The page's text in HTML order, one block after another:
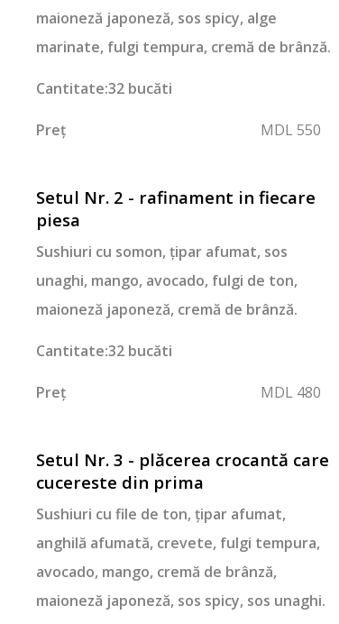
maioneză japoneză, sos spicy, alge
marinate, fulgi tempura, cremă de brânză.
Cantitate:32 bucăti
Preț MDL 550
Setul Nr. 2 - rafinament in fiecare
piesa
Sushiuri cu somon, țipar afumat, sos
unaghi, mango, avocado, fulgi de ton,
maioneză japoneză, cremă de brânză.
Cantitate:32 bucăti
Preț MDL 480
Setul Nr. 3 - plăcerea crocantă care
cucereste din prima
Sushiuri cu file de ton, țipar afumat,
anghilă afumată, crevete, fulgi tempura,
avocado, mango, cremă de brânză,
maioneză japoneză, sos spicy, sos unaghi.